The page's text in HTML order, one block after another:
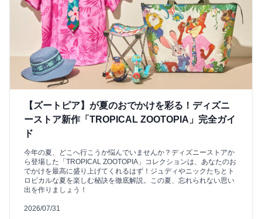
【ズートピア】が夏のおでかけを彩る！ディズニ
ーストア新作「TROPICAL ZOOTOPIA」完全ガイ
ド
今年の夏、どこへ行こうか悩んでいませんか？ディズニーストアか
ら登場した「TROPICAL ZOOTOPIA」コレクションは、あなたのお
でかけを最高に盛り上げてくれるはず！ジュディやニックたちとト
ロピカルな夏を楽しむ秘訣を徹底解説。この夏、忘れられない思い
出を作りましょう！
2026/07/31